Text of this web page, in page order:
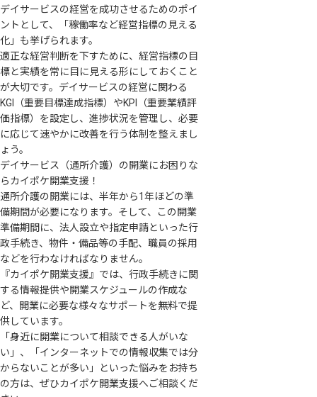
デイサービスの経営を成功させるためのポイ
ントとして、「稼働率など経営指標の見える
化」も挙げられます。
適正な経営判断を下すために、経営指標の目
標と実績を常に目に見える形にしておくこと
が大切です。デイサービスの経営に関わる
KGI（重要目標達成指標）やKPI（重要業績評
価指標）を設定し、進捗状況を管理し、必要
に応じて速やかに改善を行う体制を整えまし
ょう。
デイサービス（通所介護）の開業にお困りな
らカイポケ開業支援！
通所介護の開業には、半年から1年ほどの準
備期間が必要になります。そして、この開業
準備期間に、法人設立や指定申請といった行
政手続き、物件・備品等の手配、職員の採用
などを行わなければなりません。
『カイポケ開業支援』では、行政手続きに関
する情報提供や開業スケジュールの作成な
ど、開業に必要な様々なサポートを無料で提
供しています。
「身近に開業について相談できる人がいな
い」、「インターネットでの情報収集では分
からないことが多い」といった悩みをお持ち
の方は、ぜひカイポケ開業支援へご相談くだ